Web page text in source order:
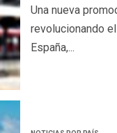
Una nueva
revolucionando
España,...